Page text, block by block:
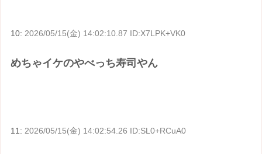
10: 2026/05/15(金) 14:02:10.87 ID:X7LPK+VK0
めちゃイケのやべっち寿司やん
11: 2026/05/15(金) 14:02:54.26 ID:SL0+RCuA0